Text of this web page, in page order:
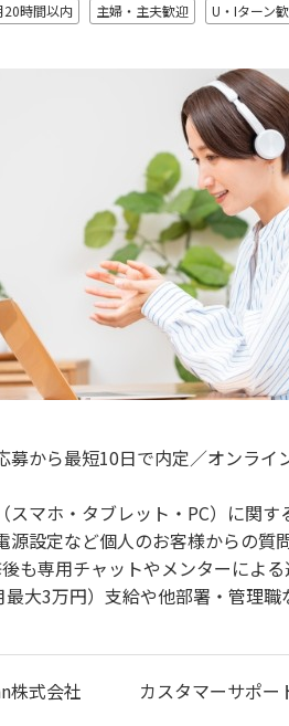
20時間以内 主婦・主夫歓迎 U・Iターン
から最短10日で内定／オンライ
マホ・タブレット・PC）に関す
設定など個人のお客様からの質
も専用チャットやメンターによ
大3万円）支給や他部署・管理職
株式会社 カスタマーサポー